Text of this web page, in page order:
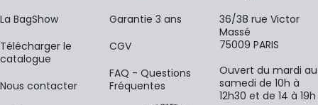
La BagShow
​Télécharger le
catalogue
Nous contacter
Garantie 3 ans
CGV
FAQ - Questions
Fréquentes
36/38 rue Victor
Massé
75009 PARIS
Ouvert du mardi au
samedi de 10h à
12h30 et de 14 à 19h